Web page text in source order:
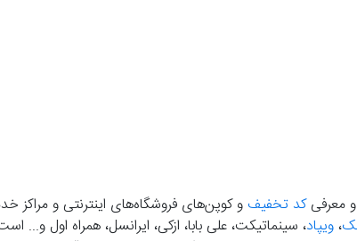
و معرفیکد تخفیفو کوپن‌های فروشگاه‌های اینترنتی و مراکز
، ویپاد، سینماتیکت، علی بابا، ازکی، ایرانسل، همراه اول